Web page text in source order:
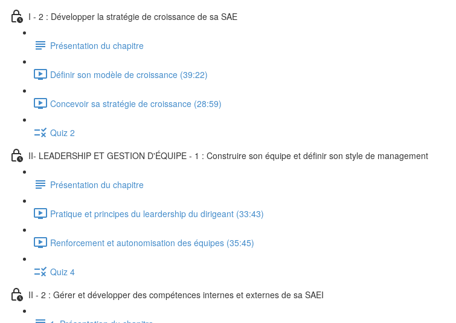
I - 2 : Développer la stratégie de croissance de sa SAE
Présentation du chapitre
Définir son modèle de croissance (39:22)
Concevoir sa stratégie de croissance (28:59)
Quiz 2
II- LEADERSHIP ET GESTION D'ÉQUIPE - 1 : Construire son équipe et définir son style de management
Présentation du chapitre
Pratique et principes du leardership du dirigeant (33:43)
Renforcement et autonomisation des équipes (35:45)
Quiz 4
II - 2 : Gérer et développer des compétences internes et externes de sa SAEI